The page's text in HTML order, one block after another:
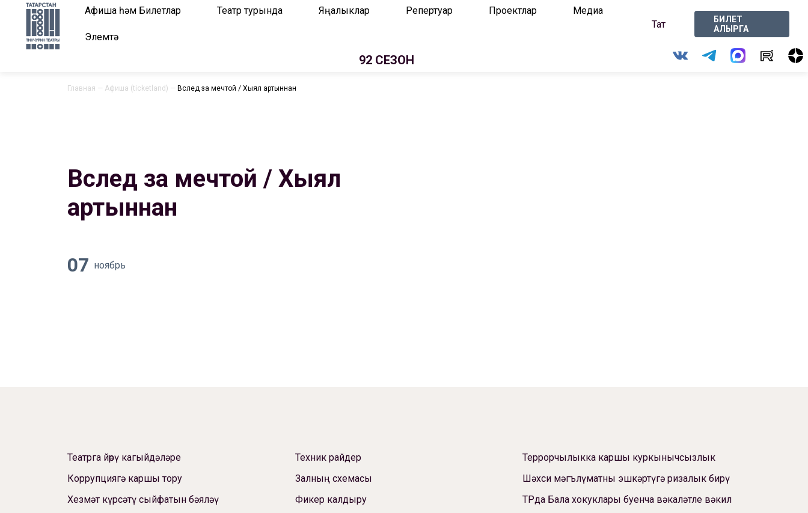
Афиша һәм Билетлар Театр турында Яңалыклар Репертуар Проектлар Медиа
Элемтә
Тат
БИЛЕТ
АЛЫРГА
92 СЕЗОН
Главная — Афиша (ticketland) — Вслед за мечтой / Хыял артыннан
Вслед за мечтой / Хыял
артыннан
07 ноябрь
Театрга йөрү кагыйдәләре
Коррупциягә каршы тору
Хезмәт күрсәтү сыйфатын бәяләү
Техник райдер
Залның схемасы
Фикер калдыру
Террорчылыкка каршы куркынычсызлык
Шәхси мәгълүматны эшкәртүгә ризалык бирү
ТРда Бала хокуклары буенча вәкаләтле вәкил